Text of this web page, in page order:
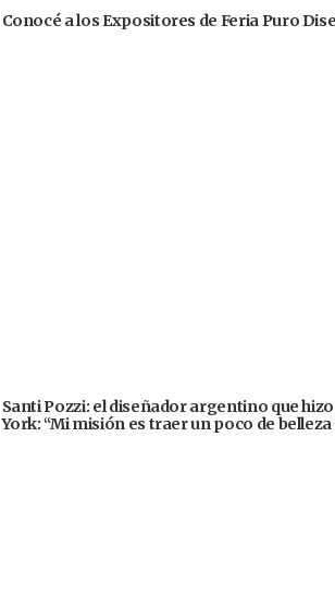
Conocé a los Expositores de Feria Puro
Santi Pozzi: el diseñador argentino que
York: “Mi misión es traer un poco de belleza